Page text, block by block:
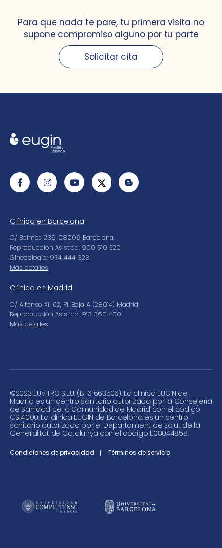
Para que nada te pare, tu primera visita no
supone compromiso alguno por tu parte
Solicitar cita
Clínica en Barcelona
C/ Balmes 236, 08006 Barcelona.
Reproducción Asistida: 900 510 520
Ginecología: 934 444 323
Más detalles
Clínica en Madrid
C/ Alfonso XII 62, Pl. Baja A (28014) Madrid
Reproducción Asistida: 913 360 400
Más detalles
©2023 EUVITRO S.L.U. (B-61663506). La clínica EUGIN de
Madrid es un centro sanitario autorizado por la Consejería
de Sanidad de la Comunidad de Madrid con el código
CS14000. La clínica EUGIN de Barcelona es un centro
sanitario autorizado por el Departament de Salut de la
Generalitat de Catalunya con el código E08044858.
Condiciones de privacidad Términos de servicio